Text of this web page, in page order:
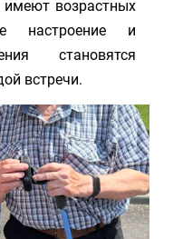
возрастных
настроение и
становятся
встречи.